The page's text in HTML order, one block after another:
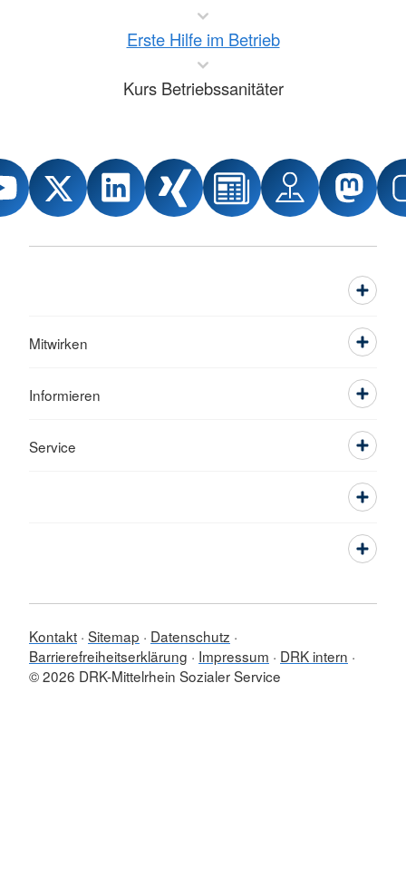
Erste Hilfe im Betrieb
Kurs Betriebssanitäter
Mitwirken
Informieren
Service
Kontakt Sitemap
Datenschutz
Barrierefreiheitserklärung
Impressum
DRK intern
© 2026 DRK-Mittelrhein Sozialer Service